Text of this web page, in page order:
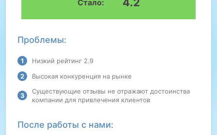
Проблемы:
Низкий рейтинг 2.9
Высокая конкуренция на рынке
Существующие отзывы не отражают достоинства
компании для привлечения клиентов
Стало:
После работы с нами: